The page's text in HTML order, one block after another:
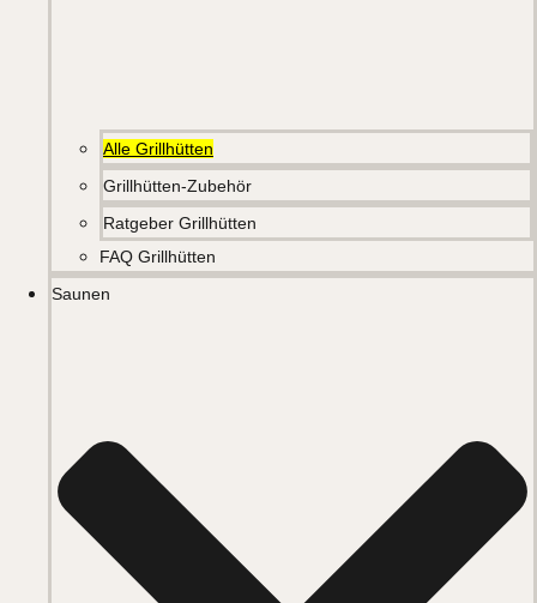
Alle Grillhütten
Grillhütten-Zubehör
Ratgeber Grillhütten
FAQ Grillhütten
Saunen